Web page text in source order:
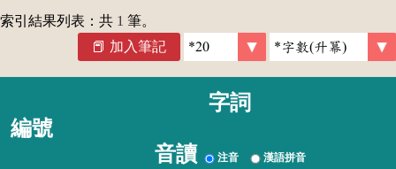
索引結果列表：共 1 筆。
加入筆記
編號
字詞
音讀 注音 漢語拼音